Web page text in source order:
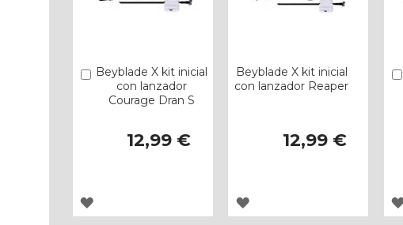
Beyblade X kit inicial
con lanzador
Courage Dran S
12,99 €
Añadir
AGREGAR
Beyblade X kit inicial
con lanzador Reaper
12,99 €
AGREGAR